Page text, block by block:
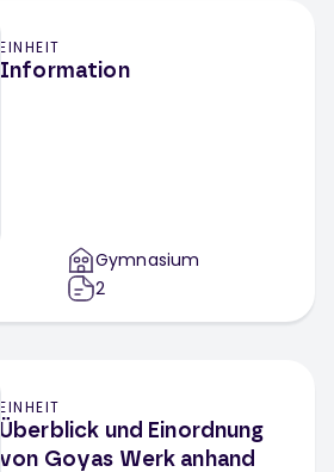
EINHEIT
Information
Gymnasium
2
EINHEIT
Überblick und Einordnung
von Goyas Werk anhand